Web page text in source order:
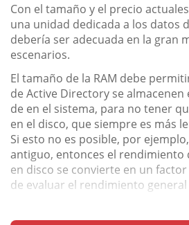
Con el tamaño y el precio
una unidad dedicada a los datos
debería ser adecuada en la gran
escenarios.
El tamaño de la RAM debe
de Active Directory se almacenen
de en el sistema, para no tener
en el disco, que siempre es más
Si esto no es posible, por
antiguo, entonces el
en disco se convierte en un
de evaluar el rendimiento general